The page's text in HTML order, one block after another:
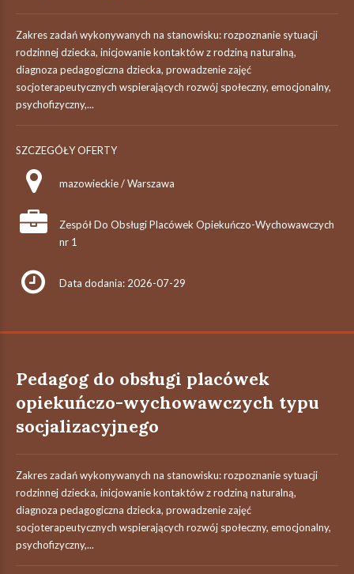
Zakres zadań wykonywanych na stanowisku: rozpoznanie sytuacji
rodzinnej dziecka, inicjowanie kontaktów z rodziną naturalną,
diagnoza pedagogiczna dziecka, prowadzenie zajęć
socjoterapeutycznych wspierających rozwój społeczny, emocjonalny,
psychofizyczny,...
SZCZEGÓŁY OFERTY
mazowieckie / Warszawa
Zespół Do Obsługi Placówek Opiekuńczo-Wychowawczych
nr 1
Data dodania: 2026-07-29
Pedagog do obsługi placówek
opiekuńczo-wychowawczych typu
socjalizacyjnego
Zakres zadań wykonywanych na stanowisku: rozpoznanie sytuacji
rodzinnej dziecka, inicjowanie kontaktów z rodziną naturalną,
diagnoza pedagogiczna dziecka, prowadzenie zajęć
socjoterapeutycznych wspierających rozwój społeczny, emocjonalny,
psychofizyczny,...